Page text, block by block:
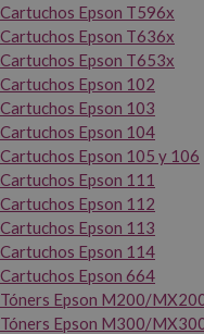
Cartuchos Epson T596x
Cartuchos Epson T636x
Cartuchos Epson T653x
Cartuchos Epson 102
Cartuchos Epson 103
Cartuchos Epson 104
Cartuchos Epson 105 y 106
Cartuchos Epson 111
Cartuchos Epson 112
Cartuchos Epson 113
Cartuchos Epson 114
Cartuchos Epson 664
Tóners Epson M200/
Tóners Epson M300/